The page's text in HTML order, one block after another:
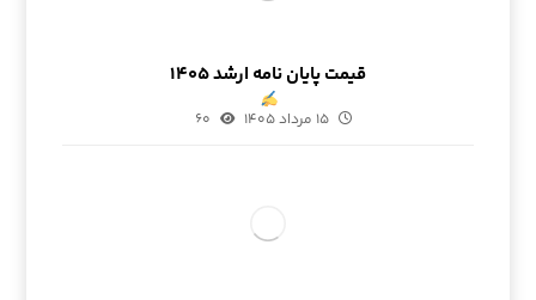
قیمت پایان نامه ارشد ۱۴۰۵
۱۵ مرداد ۱۴۰۵ ۶۰